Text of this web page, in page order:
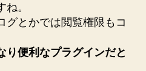
。
グとかでは閲覧権限もコ
り便利なプラグインだと